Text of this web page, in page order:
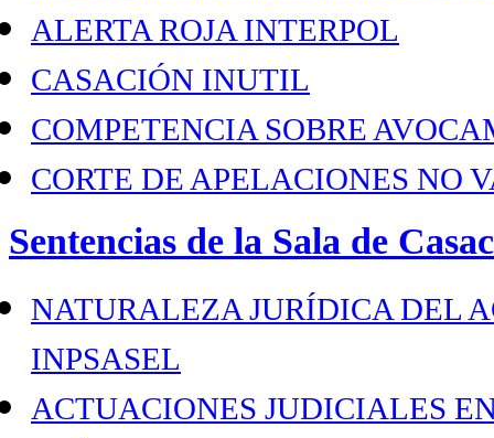
ALERTA ROJA INTERPOL
CASACIÓN INUTIL
COMPETENCIA SOBRE
CORTE DE APELACIONES NO
Sentencias de la Sala de
NATURALEZA JURÍDICA DEL
INPSASEL
ACTUACIONES JUDICIALES